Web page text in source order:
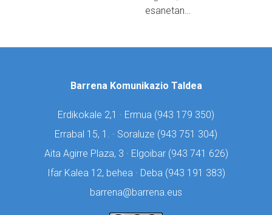
esanetan…
Barrena Komunikazio Taldea
Erdikokale 2,1 · Ermua (943 179 350)
Errabal 15, 1. · Soraluze (943 751 304)
Aita Agirre Plaza, 3 · Elgoibar (943 741 626)
Ifar Kalea 12, behea · Deba (943 191 383)
barrena@barrena.eus